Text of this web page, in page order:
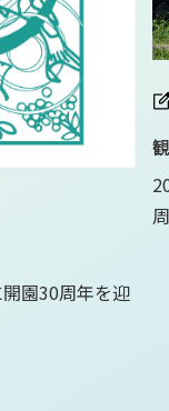
園30周年を迎